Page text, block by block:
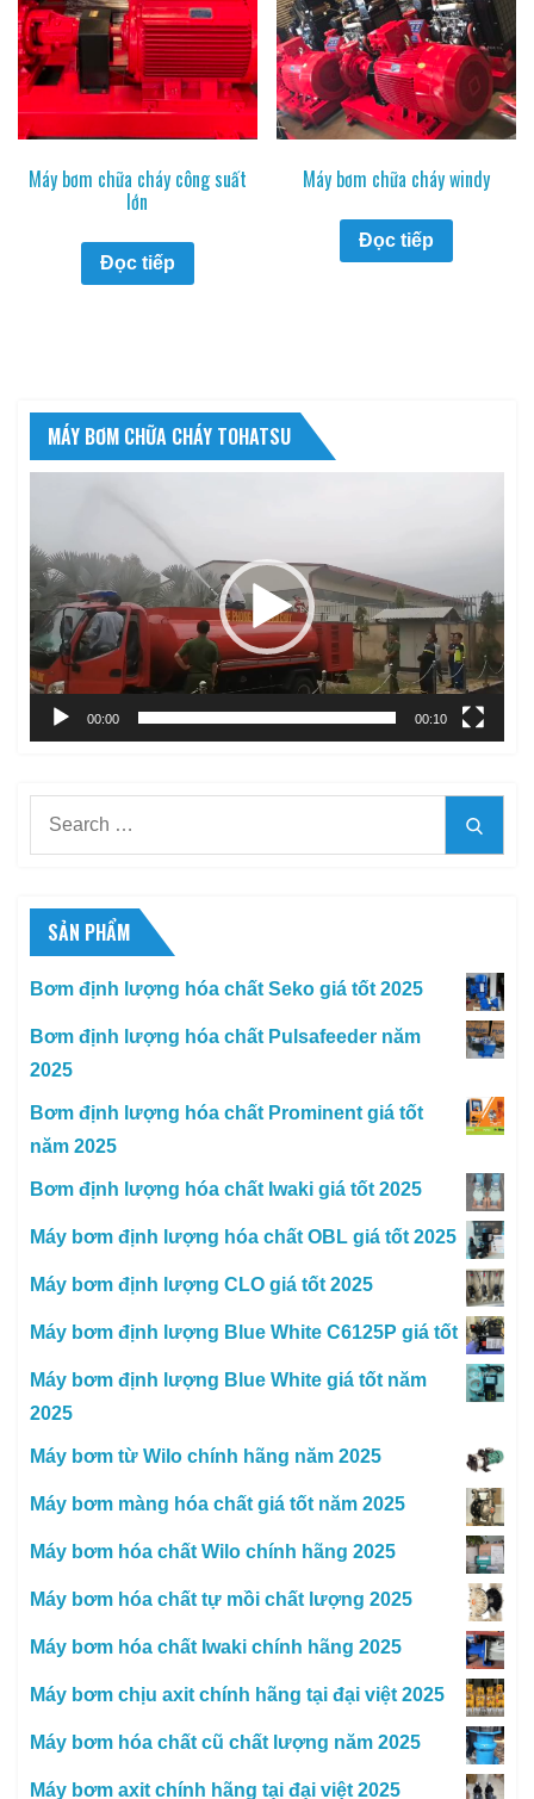
Máy bơm chữa cháy công suất
lớn
Đọc tiếp
Máy bơm chữa cháy windy
Đọc tiếp
MÁY BƠM CHỮA CHÁY TOHATSU
Video
00:00 00:10
SẢN PHẨM
Bơm định lượng hóa chất Seko giá tốt 2025
Bơm định lượng hóa chất Pulsafeeder năm
2025
Bơm định lượng hóa chất Prominent giá tốt
năm 2025
Bơm định lượng hóa chất Iwaki giá tốt 2025
Máy bơm định lượng hóa chất OBL giá tốt 2025
Máy bơm định lượng CLO giá tốt 2025
Máy bơm định lượng Blue White C6125P giá tốt
Máy bơm định lượng Blue White giá tốt năm
2025
Máy bơm từ Wilo chính hãng năm 2025
Máy bơm màng hóa chất giá tốt năm 2025
Máy bơm hóa chất Wilo chính hãng 2025
Máy bơm hóa chất tự mồi chất lượng 2025
Máy bơm hóa chất Iwaki chính hãng 2025
Máy bơm chịu axit chính hãng tại đại việt 2025
Máy bơm hóa chất cũ chất lượng năm 2025
Máy bơm axit chính hãng tại đại việt 2025